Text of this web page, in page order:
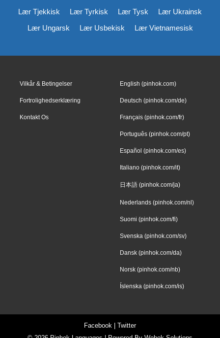
Lær Tjekkisk
Lær Tyrkisk Lær Tysk
Lær Ukrainsk
Lær Ungarsk
Lær Usbekisk Lær Vietnamesisk
Vilkår & Betingelser
Fortrolighedserklæring
Kontakt Os
English (pinhok.com)
Deutsch (pinhok.com/de)
Français (pinhok.com/fr)
Português (pinhok.com/pt)
Español (pinhok.com/es)
Italiano (pinhok.com/it)
日本語 (pinhok.com/ja)
Nederlands (pinhok.com/nl)
Suomi (pinhok.com/fi)
Svenska (pinhok.com/sv)
Dansk (pinhok.com/da)
Norsk (pinhok.com/nb)
Íslenska (pinhok.com/is)
Facebook | Twitter